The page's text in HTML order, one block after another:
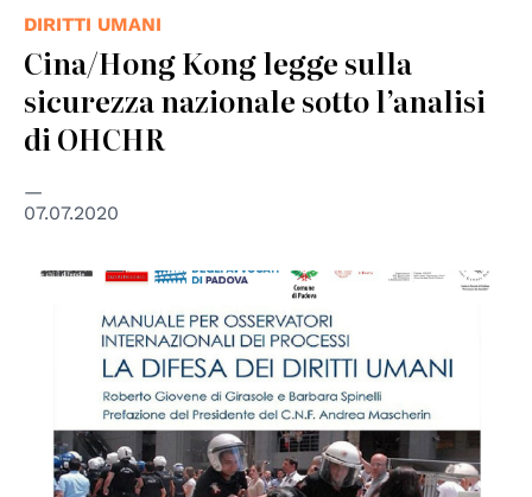
DIRITTI UMANI
Cina/Hong Kong legge sulla
sicurezza nazionale sotto l’analisi
di OHCHR
07.07.2020